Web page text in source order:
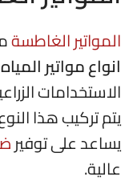
المواتير الغاطسة
انواع مواتير
الاستخدامات
يتم تركيب هذا
يساعد على توفير
عالية.